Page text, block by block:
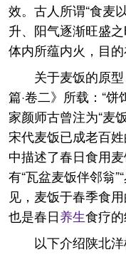
效。古人所谓“食麦
升、阳气逐渐旺盛
体内所蕴内火，目的
关于麦饭的原
篇·卷二》所载：“
家颜师古曾注为“麦
宋代麦饭已成老百
中描述了春日食用
有“瓦盆麦饭伴邻翁
见，麦饭于春季食
也是春日养生食疗的
以下介绍陕北